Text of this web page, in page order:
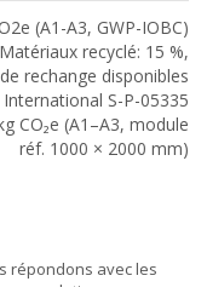
(A1-A3, GWP-IOBC)
recyclé: 15 %,
rechange disponibles
International S-P-05335
CO₂e (A1–A3, module
réf. 1000 × 2000 mm)
répondons avec les